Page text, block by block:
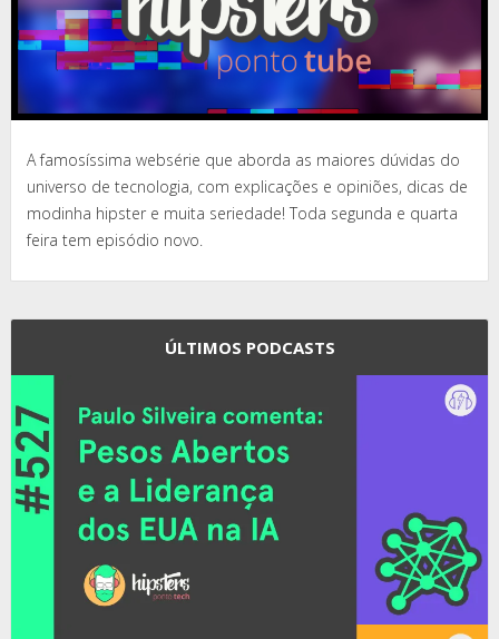
A famosíssima websérie que aborda as maiores dúvidas do
universo de tecnologia, com explicações e opiniões, dicas de
modinha hipster e muita seriedade! Toda segunda e quarta
feira tem episódio novo.
ÚLTIMOS PODCASTS